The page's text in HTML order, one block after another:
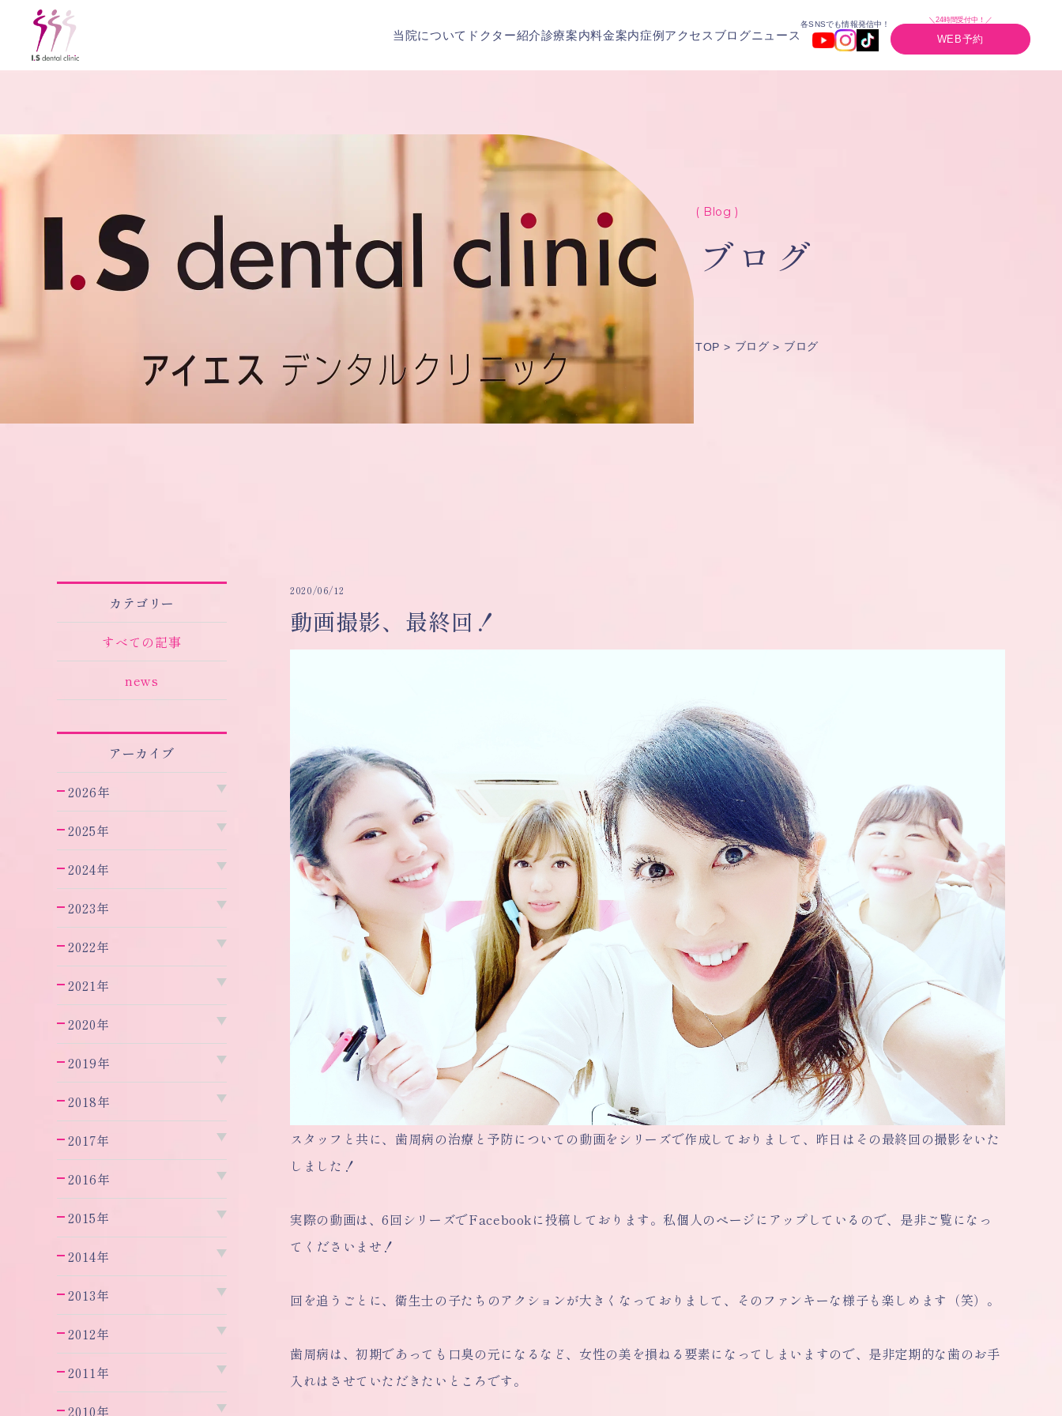
当院について ドクター紹介診療案内料金案内症例アクセス ブログニュース
各SNSでも情報発信中！
＼24時間受付中！／
WEB予約
( Blog )
ブログ
TOP ブログ ブログ
カテゴリー
すべての記事
news
アーカイブ
2026年
2025年
2024年
2023年
2022年
2021年
2020年
2019年
2018年
2017年
2016年
2015年
2014年
2013年
2012年
2011年
2010年
2020/06/12
動画撮影、最終回！
スタッフと共に、歯周病の治療と予防についての動画をシリーズで作成しておりまして、昨日はその最終回の撮影をいた
しました！
実際の動画は、6回シリーズでFacebookに投稿しております。私個人のページにアップしているので、是非ご覧になっ
てくださいませ！
回を追うごとに、衛生士の子たちのアクションが大きくなっておりまして、そのファンキーな様子も楽しめます（笑）。
歯周病は、初期であっても口臭の元になるなど、女性の美を損ねる要素になってしまいますので、是非定期的な歯のお手
入れはさせていただきたいところです。